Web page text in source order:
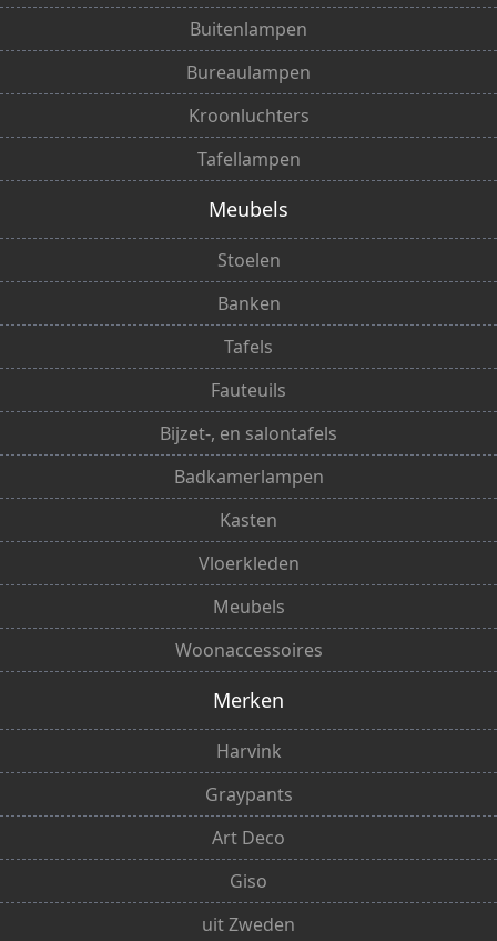
Buitenlampen
Bureaulampen
Kroonluchters
Tafellampen
Meubels
Stoelen
Banken
Tafels
Fauteuils
Bijzet-, en salontafels
Badkamerlampen
Kasten
Vloerkleden
Meubels
Woonaccessoires
Merken
Harvink
Graypants
Art Deco
Giso
uit Zweden